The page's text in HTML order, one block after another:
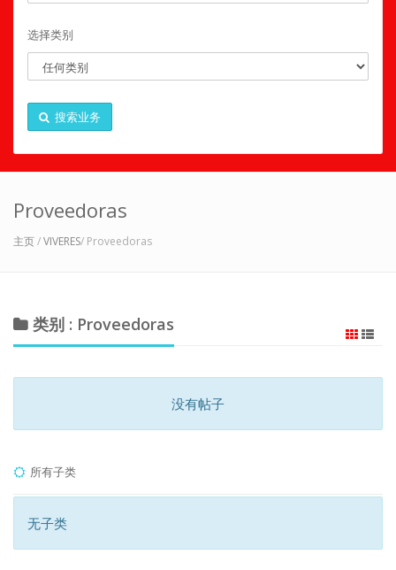
选择类别
搜索业务
Proveedoras
主页/VIVERES/ Proveedoras
类别 : Proveedoras
没有帖子
所有子类
无子类